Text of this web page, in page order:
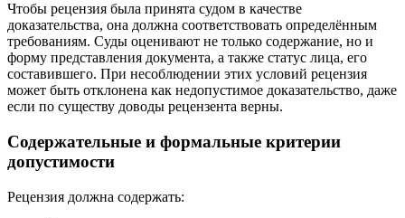
Чтобы рецензия была принята судом в качестве
доказательства, она должна соответствовать определённым
требованиям. Суды оценивают не только содержание, но и
форму представления документа, а также статус лица, его
составившего. При несоблюдении этих условий рецензия
может быть отклонена как недопустимое доказательство, даже
если по существу доводы рецензента верны.
Содержательные и формальные критерии
допустимости
Рецензия должна содержать: